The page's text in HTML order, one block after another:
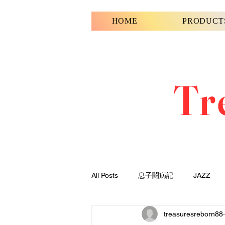
HOME
All Posts 息子闘病記 JAZZ
treasuresreborn88